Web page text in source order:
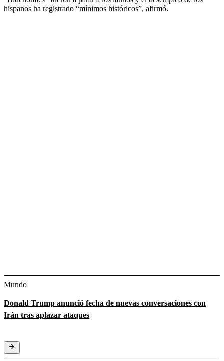
hispanos ha registrado “mínimos históricos”, afirmó.
Mundo
Donald Trump anunció fecha de nuevas conversaciones con
Irán tras aplazar ataques